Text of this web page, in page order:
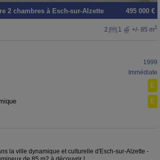
495 000 €
2 chambres à Esch-sur-Alzette
2 1 +/- 85 m2
1999
Immédiate
E
E
la ville dynamique et culturelle d'Esch-sur-Alzette -